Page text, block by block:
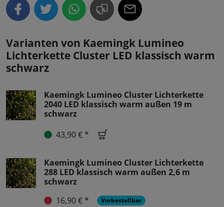
Varianten von Kaemingk Lumineo
Lichterkette Cluster LED klassisch warm
schwarz
Kaemingk Lumineo Cluster Lichterkette
2040 LED klassisch warm außen 19 m
schwarz
43,90 € *
Kaemingk Lumineo Cluster Lichterkette
288 LED klassisch warm außen 2,6 m
schwarz
16,90 € *
Vorbestellbar